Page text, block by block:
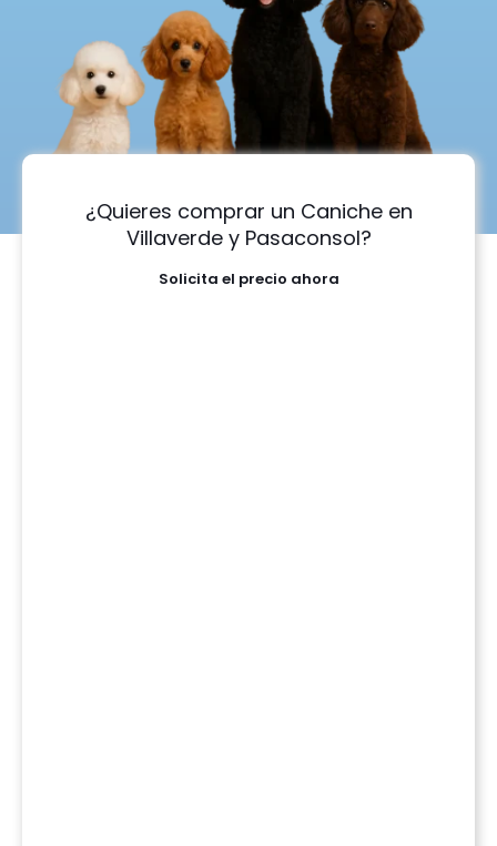
¿Quieres comprar un Caniche en
Villaverde y Pasaconsol?
Solicita el precio ahora